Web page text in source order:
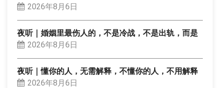
2026年8月6日
夜听｜婚姻里最伤人的，不是冷战，不是出轨，而是
2026年8月6日
夜听｜懂你的人，无需解释，不懂你的人，不用解释
2026年8月6日